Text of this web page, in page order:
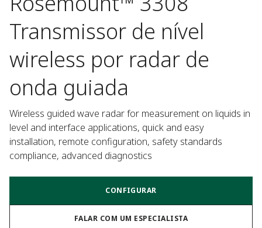
Transmissor de nível
wireless por radar de
onda guiada
Wireless guided wave radar for measurement on liquids in
level and interface applications, quick and easy
installation, remote configuration, safety standards
compliance, advanced diagnostics
CONFIGURAR
FALAR COM UM ESPECIALISTA